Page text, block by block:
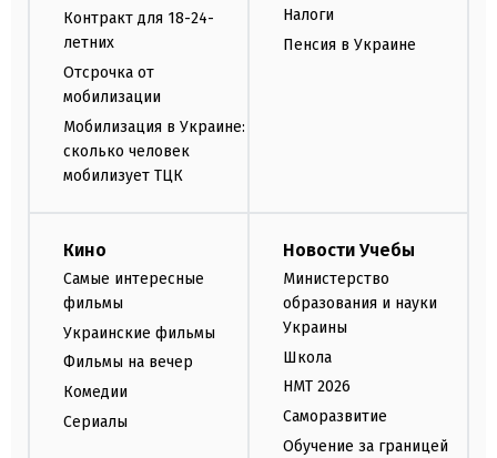
Контракт для 18-24-
летних
Отсрочка от
мобилизации
Мобилизация в Украине:
сколько человек
мобилизует ТЦК
Налоги
Пенсия в Украине
Кино
Самые интересные
фильмы
Украинские фильмы
Фильмы на вечер
Комедии
Сериалы
Новости Учебы
Министерство
образования и науки
Украины
Школа
НМТ 2026
Саморазвитие
Обучение за границей